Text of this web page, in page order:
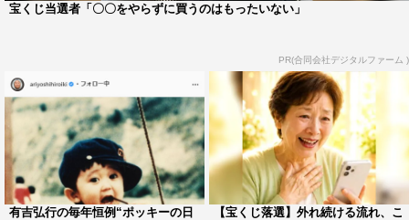
宝くじ当選者「〇〇をやらずに買うのはもったいない」
PR(合同会社デジタルファーム )
有吉弘行の毎年恒例“ポッキーの日
【宝くじ落選】外れ続ける流れ、こ